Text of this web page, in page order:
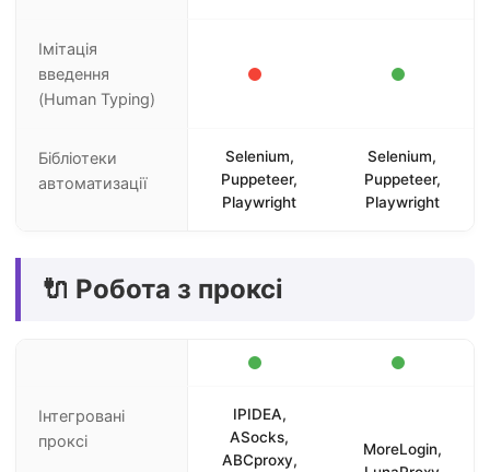
Імітація
введення
(Human Typing)
Бібліотеки
автоматизації
Selenium,
Puppeteer,
Playwright
Selenium,
Puppeteer,
Playwright
🔌 Робота з проксі
Інтегровані
проксі
IPIDEA,
ASocks,
ABCproxy,
MoreLogin,